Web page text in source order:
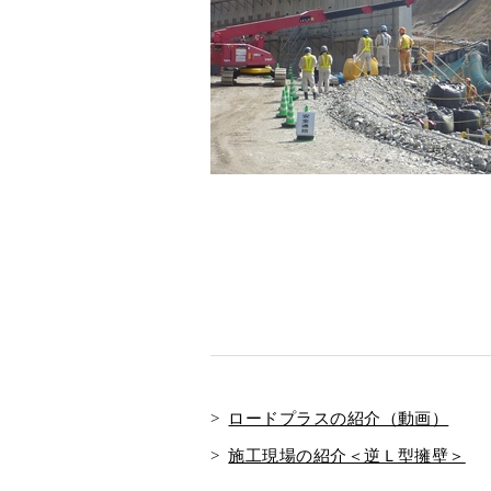
ロードプラスの紹介（動画）
施工現場の紹介＜逆Ｌ型擁壁＞